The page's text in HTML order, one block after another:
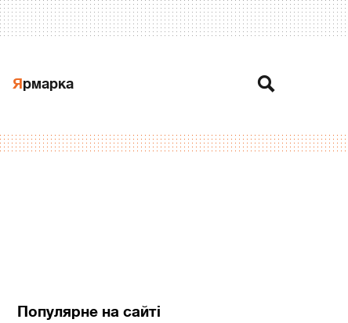
Ярмарка
Популярне на сайті